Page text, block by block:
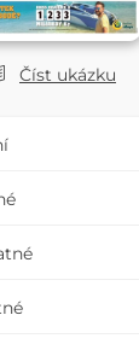
Číst ukázku